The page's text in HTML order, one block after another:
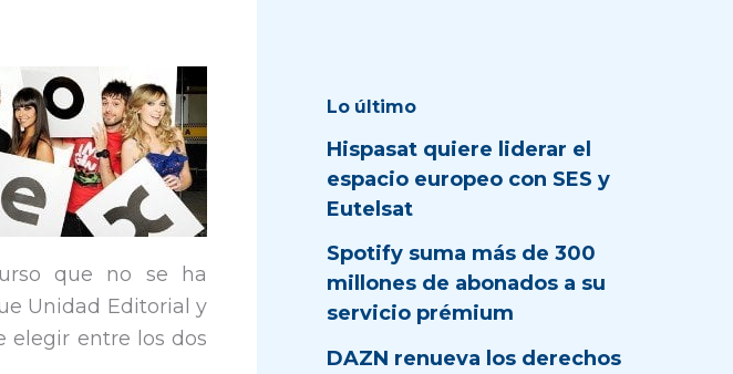
que no se ha
Unidad Editorial y
elegir entre los dos
Lo último
Hispasat quiere liderar el
espacio europeo con SES y
Eutelsat
Spotify suma más de 300
millones de abonados a su
servicio prémium
DAZN renueva los derechos